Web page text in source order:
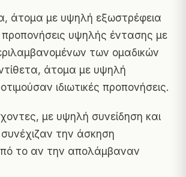
άτομα με υψηλή εξωστρέφεια
υψηλής έντασης με
των ομαδικών
άτομα με υψηλή
ιδιωτικές προπονήσεις.
με υψηλή συνείδηση και
την άσκηση
το αν την απολάμβαναν